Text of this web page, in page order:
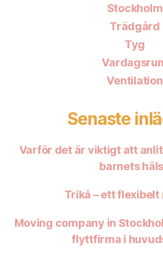
Stockholm
Trädgård
Tyg
Ventilation
Senaste
Varför det är viktigt att
barnets
Trikå – ett
Moving company in
flyttfirma i